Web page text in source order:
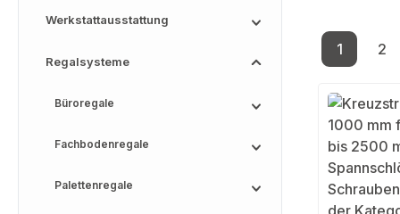
Werkstattausstattung
Regalsysteme
Büroregale
Fachbodenregale
Palettenregale
Seite
1 2